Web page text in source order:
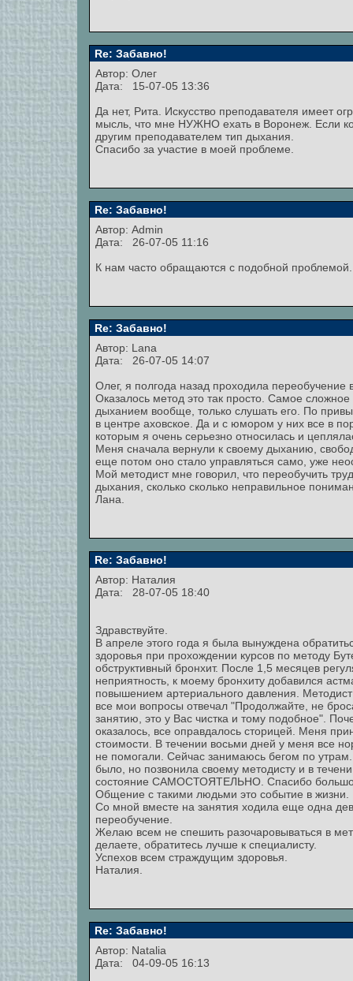
Re: Забавно!
Автор: Олег
Дата: 15-07-05 13:36
Да нет, Рита. Искусство преподавателя имеет
мысль, что мне НУЖНО ехать в Воронеж. Если
другим преподавателем тип дыхания.
Спасибо за участие в моей проблеме.
Re: Забавно!
Автор: Admin
Дата: 26-07-05 11:16
К нам часто обращаются с подобной
Re: Забавно!
Автор: Lana
Дата: 26-07-05 14:07
Олег, я полгода назад проходила
Оказалось метод это так просто. Самое
дыханием вообще, только слушать его. По
в центре аховское. Да и с юмором у них все в
которым я очень серьезно относилась и
Меня сначала вернули к своему дыханию,
еще потом оно стало управляться само, уже
Мой методист мне говорил, что переобучить
дыхания, сколько сколько неправильное
Лана.
Re: Забавно!
Автор: Наталия
Дата: 28-07-05 18:40
Здравствуйте.
В апреле этого года я была вынуждена
здоровья при прохождении курсов по методу
обструктивный бронхит. После 1,5 месяцев
неприятность, к моему бронхиту добавился
повышением артериального давления.
все мои вопросы отвечал "Продолжайте, не
занятию, это у Вас чистка и тому подобное".
оказалось, все оправдалось сторицей. Меня
стоимости. В течении восьми дней у меня все
не помогали. Сейчас занимаюсь бегом по
было, но позвонила своему методисту и в
состояние САМОСТОЯТЕЛЬНО. Спасибо
Общение с такими людьми это событие в жизни.
Со мной вместе на занятия ходила еще одна
переобучение.
Желаю всем не спешить разочаровываться в
делаете, обратитесь лучше к специалисту.
Успехов всем страждущим здоровья.
Наталия.
Re: Забавно!
Автор: Natalia
Дата: 04-09-05 16:13